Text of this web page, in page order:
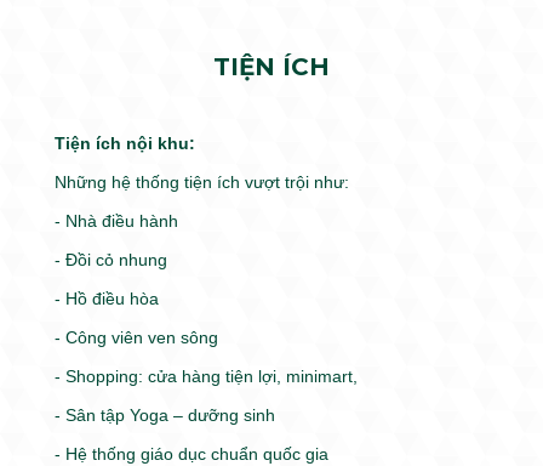
TIỆN ÍCH
Tiện ích nội khu:
Những hệ thống tiện ích vượt trội như:
- Nhà điều hành
- Đồi cỏ nhung
- Hồ điều hòa
- Công viên ven sông
- Shopping: cửa hàng tiện lợi, minimart,
- Sân tập Yoga – dưỡng sinh
- Hệ thống giáo dục chuẩn quốc gia